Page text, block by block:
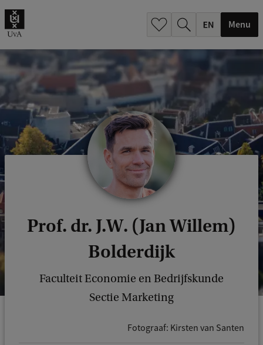
Menu
Prof. dr. J.W. (Jan Willem)
Bolderdijk
Faculteit Economie en Bedrijfskunde
Sectie Marketing
Fotograaf: Kirsten van Santen